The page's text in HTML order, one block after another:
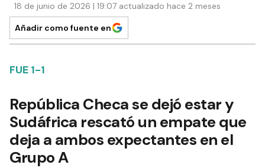
18 de junio de 2026 | 19:07 actualizado hace 2 meses
Añadir como fuente en
FUE 1-1
República Checa se dejó estar y
Sudáfrica rescató un empate que
deja a ambos expectantes en el
Grupo A